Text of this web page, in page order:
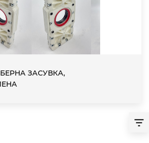
ЗАСУВКА,